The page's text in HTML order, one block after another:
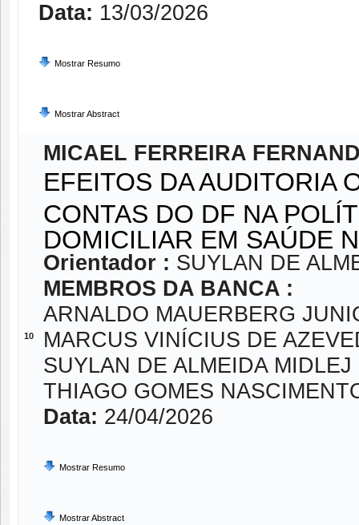
Data: 13/03/2026
Mostrar Resumo
Mostrar Abstract
10
MICAEL FERREIRA
EFEITOS DA AUDITORIA
CONTAS DO DF NA
DOMICILIAR EM SAÚDE
Orientador : SUYLAN DE
MEMBROS DA BANCA :
ARNALDO MAUERBERG
MARCUS VINÍCIUS DE
SUYLAN DE ALMEIDA MIDLEJ
THIAGO GOMES
Data: 24/04/2026
Mostrar Resumo
Mostrar Abstract